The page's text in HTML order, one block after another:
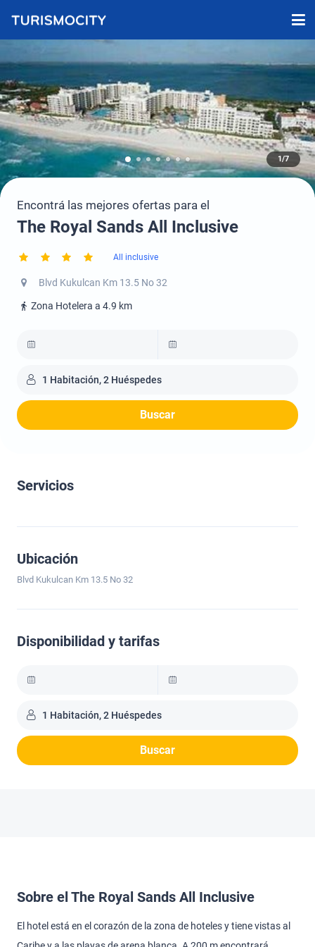
1/7
Encontrá las mejores ofertas para el
The Royal Sands All Inclusive
All inclusive
Blvd Kukulcan Km 13.5 No 32
Zona Hotelera a 4.9 km
1 Habitación, 2 Huéspedes
Buscar
Servicios
Ubicación
Blvd Kukulcan Km 13.5 No 32
Disponibilidad y tarifas
1 Habitación, 2 Huéspedes
Buscar
Sobre el The Royal Sands All Inclusive
El hotel está en el corazón de la zona de hoteles y tiene vistas al